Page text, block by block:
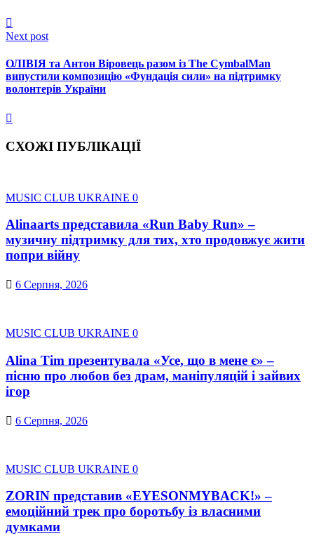
Next post
ОЛІВІЯ та Антон Віровець разом із The CymbalMan
випустили композицію «Фундація сили» на підтримку
волонтерів України
СХОЖІ ПУБЛІКАЦІЇ
MUSIC CLUB UKRAINE 0
Alinaarts представила «Run Baby Run» –
музичну підтримку для тих, хто продовжує жити
попри війну
6 Серпня, 2026
MUSIC CLUB UKRAINE 0
Alina Tim презентувала «Усе, що в мене є» –
пісню про любов без драм, маніпуляцій і зайвих
ігор
6 Серпня, 2026
MUSIC CLUB UKRAINE 0
ZORIN представив «EYESONMYBACK!» –
емоційний трек про боротьбу із власними
думками